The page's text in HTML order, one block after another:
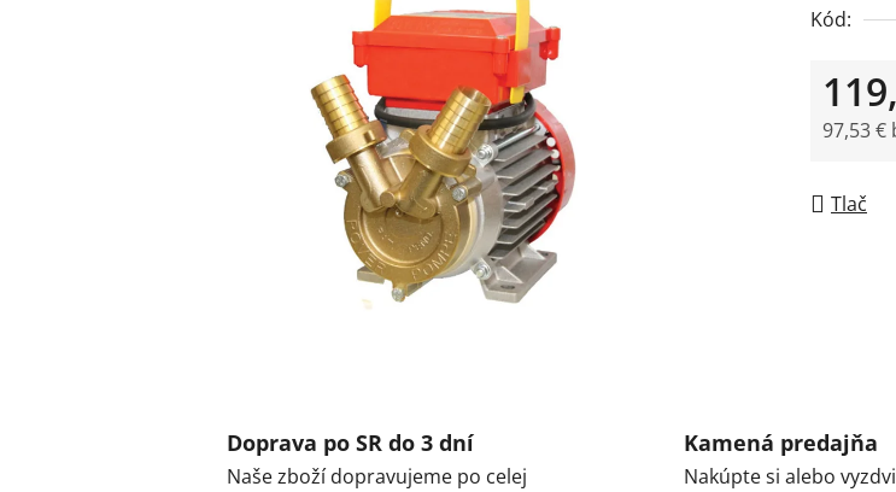
Kód:
97,53 €
Tlač
Doprava po SR do 3 dní
Naše zboží dopravujeme po celej
Kamená predajňa
Nakúpte si alebo